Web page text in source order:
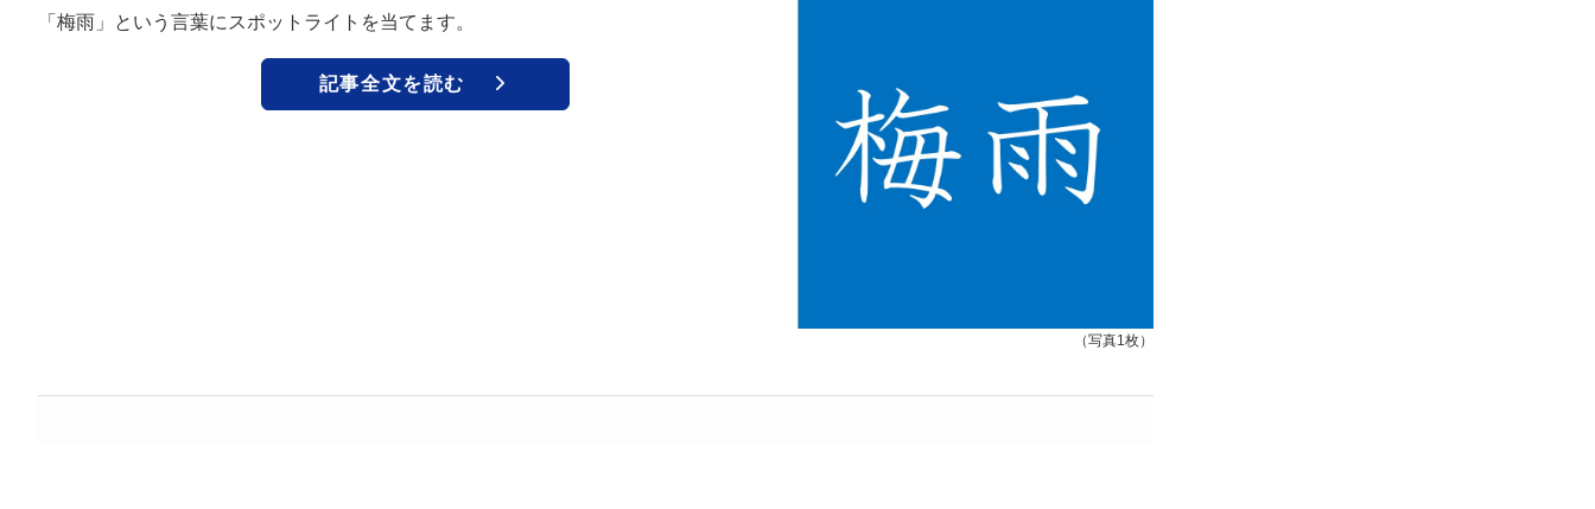
（写真1枚）
「梅雨」という言葉にスポットライトを当てます。
記事全文を読む